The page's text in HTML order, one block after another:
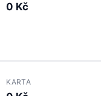
0 Kč
KARTA